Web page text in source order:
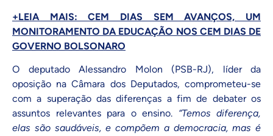
+LEIA MAIS: CEM DIAS SEM AVANÇOS, UM
MONITORAMENTO DA EDUCAÇÃO NOS CEM DIAS DE
GOVERNO BOLSONARO
O deputado Alessandro Molon (PSB-RJ), líder da
oposição na Câmara dos Deputados, comprometeu-se
com a superação das diferenças a fim de debater os
assuntos relevantes para o ensino. “Temos diferença,
elas são saudáveis, e compõem a democracia, mas é